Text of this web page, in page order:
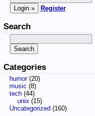
Register
Search
Categories
humor(20)
music (8)
tech(44)
unix(15)
Uncategorized (160)